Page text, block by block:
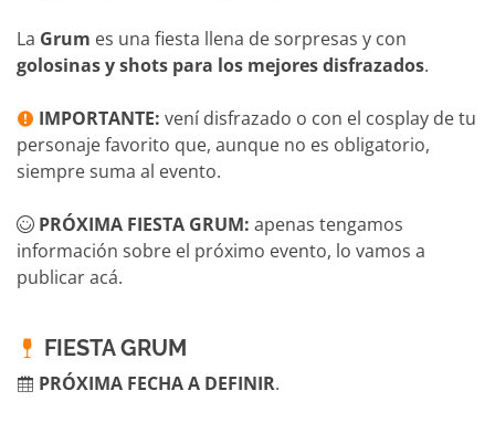
La Grum es una fiesta llena de sorpresas y con
golosinas y shots para los mejores disfrazados.
IMPORTANTE: vení disfrazado o con el cosplay de tu
personaje favorito que, aunque no es obligatorio,
siempre suma al evento.
PRÓXIMA FIESTA GRUM: apenas tengamos
información sobre el próximo evento, lo vamos a
publicar acá.
FIESTA GRUM
PRÓXIMA FECHA A DEFINIR.